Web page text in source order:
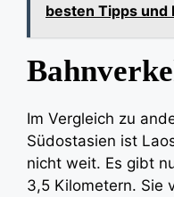
besten Tipps und
Im Vergleich zu
Südostasien ist
nicht weit. Es gibt
3,5 Kilometern. Sie